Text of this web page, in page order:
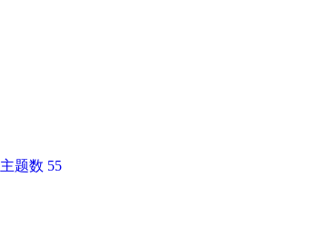
主题数 55